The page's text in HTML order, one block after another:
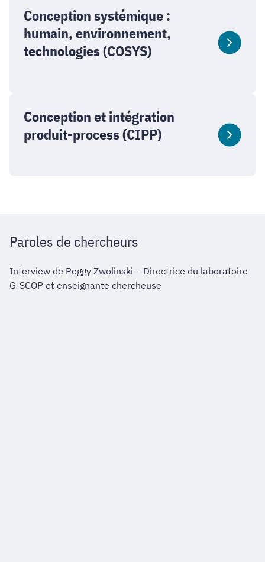
Conception systémique :
humain, environnement,
technologies (COSYS)
Conception et intégration
produit-process (CIPP)
Paroles de chercheurs
Interview de Peggy Zwolinski – Directrice du laboratoire
G-SCOP et enseignante chercheuse